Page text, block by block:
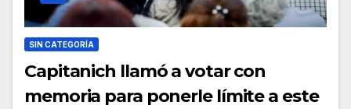
SIN CATEGORÍA
Capitanich llamó a votar con
memoria para ponerle límite a este